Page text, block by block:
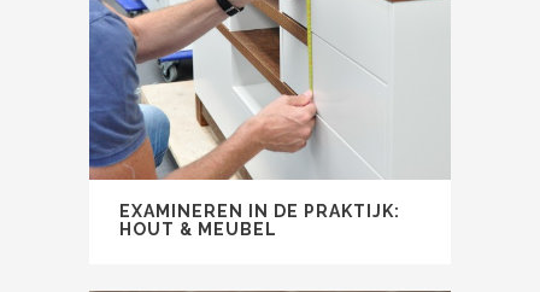
EXAMINEREN IN DE PRAKTIJK:
HOUT & MEUBEL